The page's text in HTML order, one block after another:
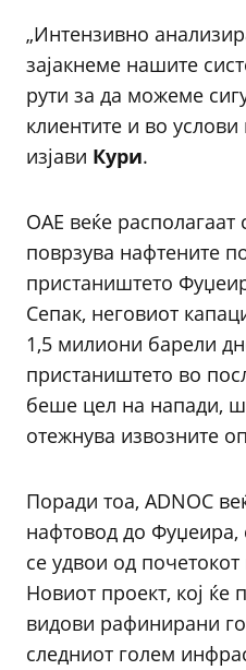
„Интензивно
зајакнеме нашите
рути за да можеме
клиентите и во
изјави Кури.
ОАЕ веќе
поврзува нафтените
пристаништето
Сепак, неговиот
1,5 милиони барели
пристаништето во
беше цел на напади,
отежнува извозните
Поради тоа, ADNOC
нафтовод до Фуџеира,
се удвои од
Новиот проект, кој ќе
видови рафинирани
следниот голем